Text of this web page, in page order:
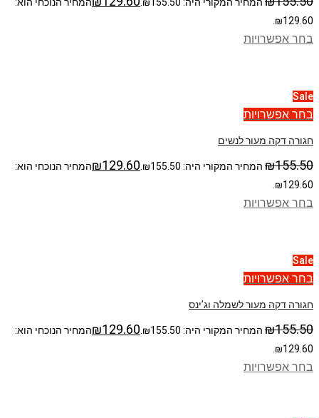
המחיר המקורי היה: ₪155.50.
המחיר הנוכחי הוא:
₪129.60.
בחר אפשרויות
Sale
בחר אפשרויות
חגורה דקה מעור לנשים
₪155.50 המחיר המקורי היה: ₪155.50. ₪129.60
המחיר הנוכחי הוא:
₪129.60.
בחר אפשרויות
Sale
בחר אפשרויות
חגורה דקה מעור לשמלה וג’ינס
₪155.50 המחיר המקורי היה: ₪155.50. ₪129.60
המחיר הנוכחי הוא:
₪129.60.
בחר אפשרויות